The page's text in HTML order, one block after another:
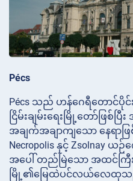
Pécs
Pécs သည် ဟန်ဂေရီတောင်ပိုင်
ငြိမ်းချမ်းရေးမြို့တော်ဖြစ်
အချက်အချာကျသော နေရာ
Necropolis နှင့် Zsolnay
အပေါ် တည်မြဲသော အထင်ကြီ
မြို့၏မြေထဲပင်လယ်လေထု